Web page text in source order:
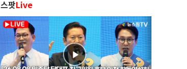
스팟Live